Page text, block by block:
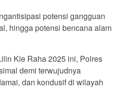
potensi gangguan
hingga potensi bencana alam
Kie Raha 2025 ini, Polres
demi terwujudnya
dan kondusif di wilayah